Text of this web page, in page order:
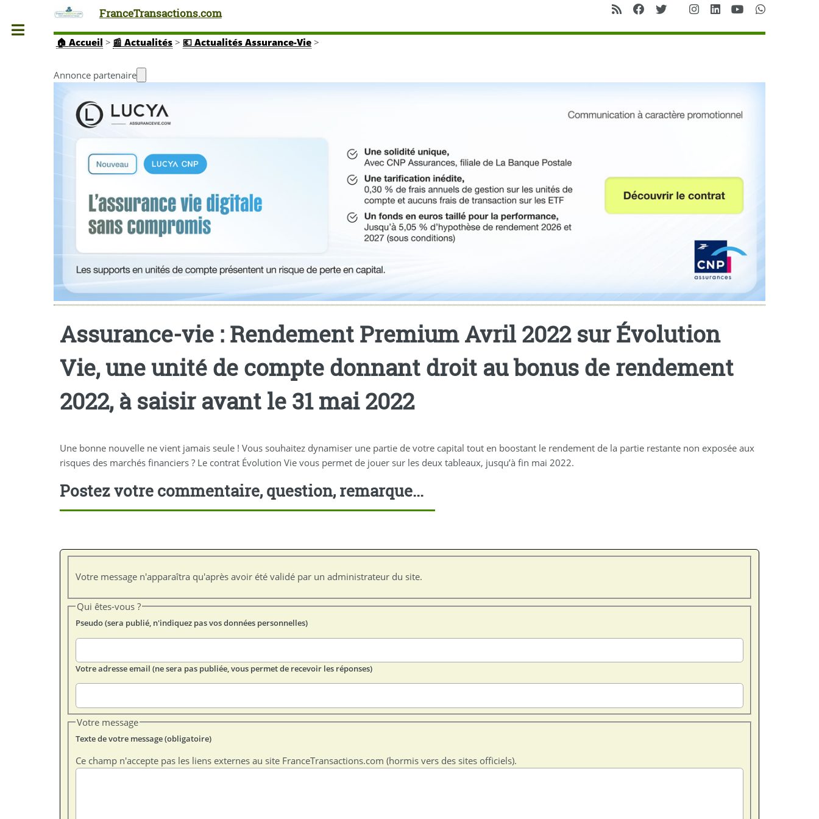
FranceTransactions.com
🏠 Accueil > 📰 Actualités > 💶 Actualités Assurance-Vie>
Annonce partenaire
Assurance-vie : Rendement Premium Avril 2022 sur Évolution
Vie, une unité de compte donnant droit au bonus de rendement
2022, à saisir avant le 31 mai 2022
Une bonne nouvelle ne vient jamais seule ! Vous souhaitez dynamiser une partie de votre capital tout en boostant le rendement de la partie restante non exposée aux
risques des marchés financiers ? Le contrat Évolution Vie vous permet de jouer sur les deux tableaux, jusqu’à fin mai 2022.
Postez votre commentaire, question, remarque...
Votre message n'apparaîtra qu'après avoir été validé par un administrateur du site.
Qui êtes-vous ?
Pseudo (sera publié, n'indiquez pas vos données personnelles)
Votre adresse email (ne sera pas publiée, vous permet de recevoir les réponses)
Votre message
Texte de votre message (obligatoire)
Ce champ n'accepte pas les liens externes au site FranceTransactions.com (hormis vers des sites officiels).
Toggle